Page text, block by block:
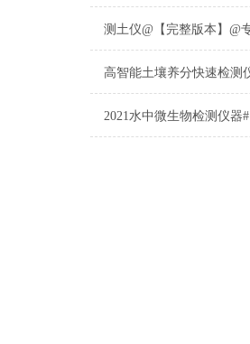
2021水中微生物检测仪器#